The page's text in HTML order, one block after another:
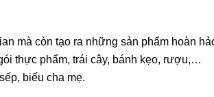
mà còn tạo ra những sản phẩm hoàn
thực phẩm, trái cây, bánh kẹo, rượu,…
biếu cha mẹ.
Bán